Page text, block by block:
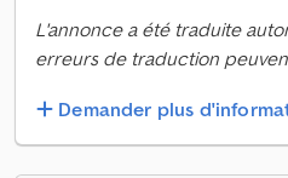
L'annonce a été traduite
erreurs de traduction
Demander plus